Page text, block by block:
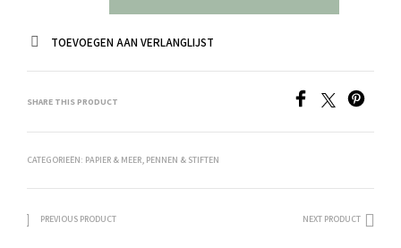
TOEVOEGEN AAN VERLANGLIJST
SHARE THIS PRODUCT
CATEGORIEËN: PAPIER & MEER, PENNEN & STIFTEN
PREVIOUS PRODUCT NEXT PRODUCT